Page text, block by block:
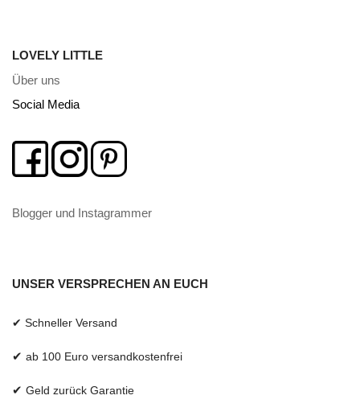
LOVELY LITTLE
Über uns
Social Media
Blogger und Instagrammer
UNSER VERSPRECHEN AN EUCH
✔ Schneller Versand
✔ ab 100 Euro versandkostenfrei
✔ Geld zurück Garantie